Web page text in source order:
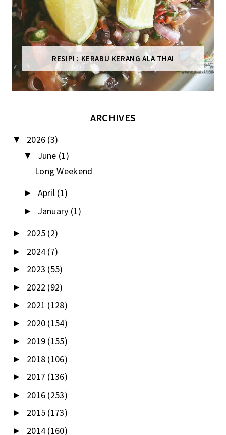
RESIPI : KERABU KERANG ALA THAI
ARCHIVES
▼ 2026 (3)
▼ June (1)
Long Weekend
► April (1)
► January (1)
► 2025 (2)
► 2024 (7)
► 2023 (55)
► 2022 (92)
► 2021 (128)
► 2020 (154)
► 2019 (155)
► 2018 (106)
► 2017 (136)
► 2016 (253)
► 2015 (173)
► 2014 (160)